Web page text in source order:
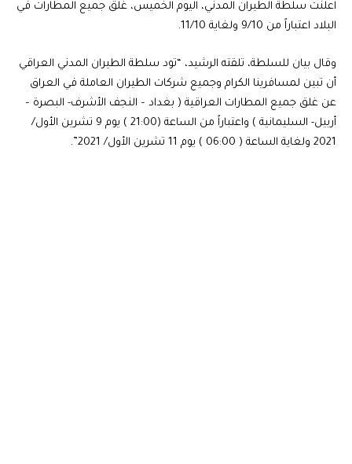
اعلنت سلطة الطيران المدني، اليوم الخميس، غلق جميع المطارات في
البلاد اعتباراً من 9/10 ولغاية 11/10.
وقال بيان للسلطة، تلقته الرشيد، “تود سلطة الطيران المدني العراقي
أن تبين لمسافرينا الكرام وجميع شركات الطيران العاملة في العراق
عن غلق جميع المطارات العراقية ( بغداد – النجف الأشرف- البصرة –
أربيل- السليمانية ) واعتباراً من الساعة (21:00 ) يوم 9 تشرين الأول/
2021 ولغاية الساعة ( 06:00 ) يوم 11 تشرين الأول/ 2021”.